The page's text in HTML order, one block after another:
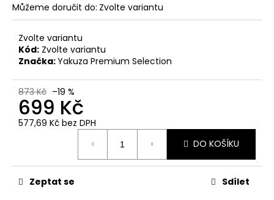
Můžeme doručit do: Zvolte variantu
Zvolte variantu
Kód: Zvolte variantu
Značka:Yakuza Premium Selection
873 Kč –19 %
699 Kč
577,69 Kč bez DPH
DO KOŠÍKU
Zeptat se Sdílet
m
e
PÁNSKÉ
ŠEDÉ
TRIČKO
YAKUZA
PREMIUM
YPS
3906
749
Kč
Původně: